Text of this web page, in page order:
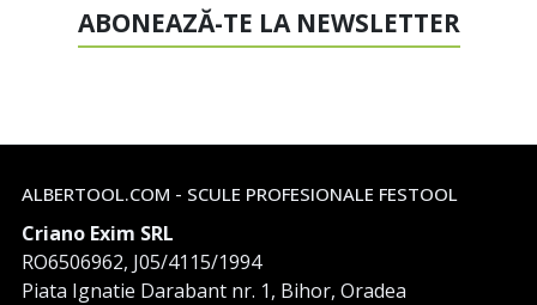
ABONEAZĂ-TE LA NEWSLETTER
ALBERTOOL.COM - SCULE PROFESIONALE FESTOOL
Criano Exim SRL
RO6506962, J05/4115/1994
Piata Ignatie Darabant nr. 1, Bihor, Oradea